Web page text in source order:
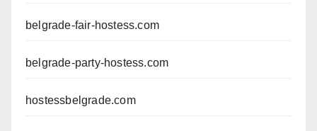
belgrade-fair-hostess.com
belgrade-party-hostess.com
hostessbelgrade.com